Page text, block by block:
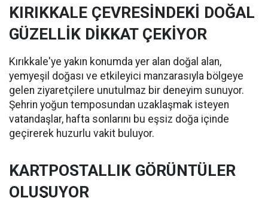
KIRIKKALE ÇEVRESİNDEKİ DOĞAL
GÜZELLİK DİKKAT ÇEKİYOR
Kırıkkale'ye yakın konumda yer alan doğal alan,
yemyeşil doğası ve etkileyici manzarasıyla bölgeye
gelen ziyaretçilere unutulmaz bir deneyim sunuyor.
Şehrin yoğun temposundan uzaklaşmak isteyen
vatandaşlar, hafta sonlarını bu eşsiz doğa içinde
geçirerek huzurlu vakit buluyor.
KARTPOSTALLIK GÖRÜNTÜLER
OLUŞUYOR